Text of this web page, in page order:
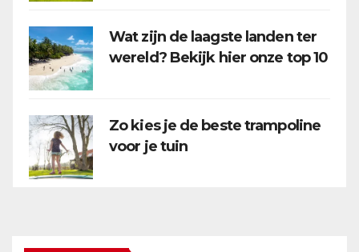
Wat zijn de laagste landen ter
wereld? Bekijk hier onze top 10
Zo kies je de beste trampoline
voor je tuin